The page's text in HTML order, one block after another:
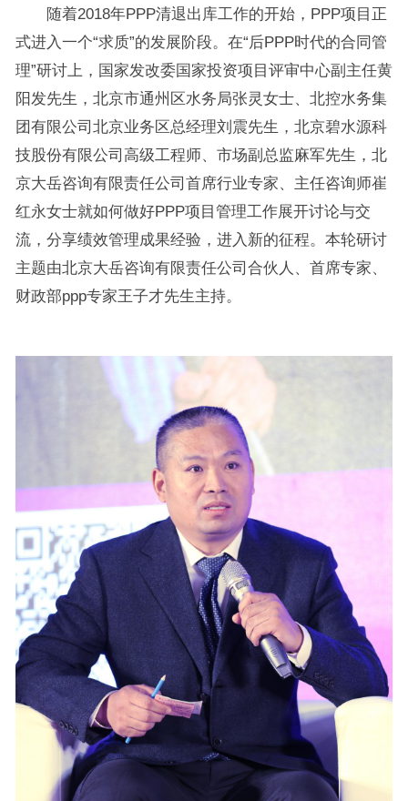
随着2018年PPP清退出库工作的开始，PPP项目正
式进入一个“求质”的发展阶段。在“后PPP时代的合同管
理”研讨上，国家发改委国家投资项目评审中心副主任黄
阳发先生，北京市通州区水务局张灵女士、北控水务集
团有限公司北京业务区总经理刘震先生，北京碧水源科
技股份有限公司高级工程师、市场副总监麻军先生，北
京大岳咨询有限责任公司首席行业专家、主任咨询师崔
红永女士就如何做好PPP项目管理工作展开讨论与交
流，分享绩效管理成果经验，进入新的征程。本轮研讨
主题由北京大岳咨询有限责任公司合伙人、首席专家、
财政部ppp专家王子才先生主持。